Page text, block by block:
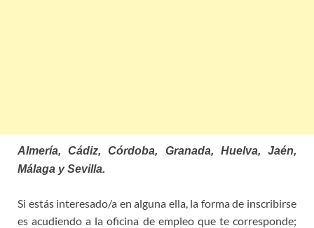
Almería, Cádiz, Córdoba, Granada, Huelva, Jaén,
Málaga y Sevilla.
Si estás interesado/a en alguna ella, la forma de inscribirse
es acudiendo a la oficina de empleo que te corresponde;